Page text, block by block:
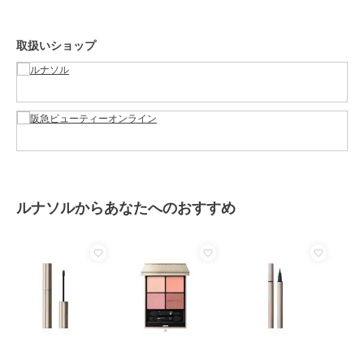
取扱いショップ
ルナソルからあなたへのおすすめ